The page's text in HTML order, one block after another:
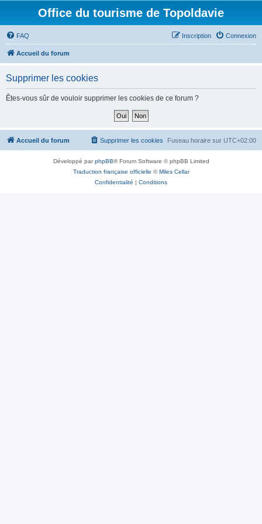
Office du tourisme de Topoldavie
FAQ Connexion
Inscription
Accueil du forum
Supprimer les cookies
Êtes-vous sûr de vouloir supprimer les cookies de ce forum ?
Accueil du forum Fuseau horaire sur UTC+02:00
Supprimer les cookies
Développé parphpBB® Forum Software © phpBB Limited
Traduction française officielle ©Miles Cellar
Confidentialité | Conditions